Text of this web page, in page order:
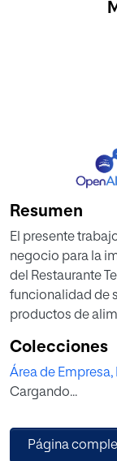
Resumen
El presente
negocio para la
del Restaurante
funcionalidad de
productos de
brindar a clientes
ciudad, a turistas,
encontrar un
un sabor, un
agradable.
Colecciones
Área de
Cargando...
Página